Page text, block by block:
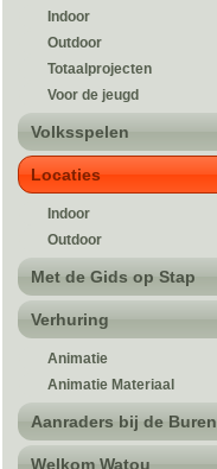
Indoor
Outdoor
Totaalprojecten
Voor de jeugd
Volksspelen
Locaties
Indoor
Outdoor
Met de Gids op Stap
Verhuring
Animatie
Animatie Materiaal
Aanraders bij de Buren
Welkom Watou